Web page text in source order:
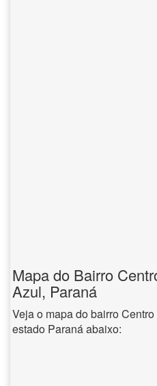
Mapa do Bairro
Azul, Paraná
Veja o mapa do bairro
estado Paraná abaixo: